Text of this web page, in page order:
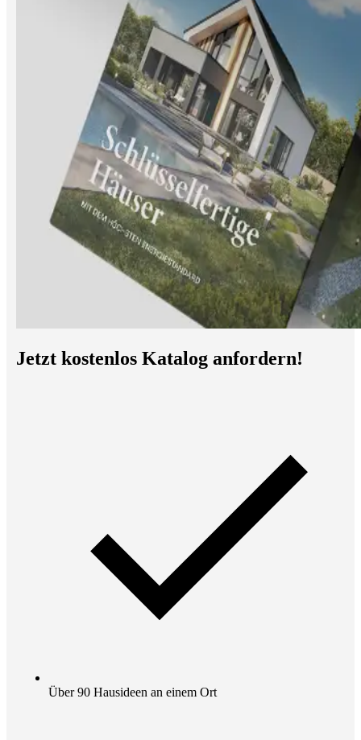
Jetzt kostenlos Katalog anfordern!
Über 90 Hausideen an einem Ort